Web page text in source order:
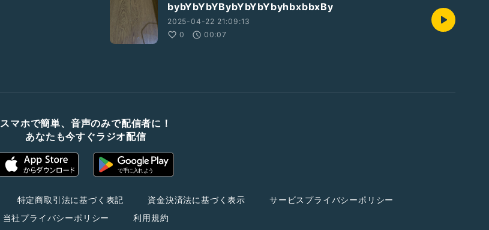
bybYbYbYBybYbYbYbyhbxbbxBy
2025-04-22 21:09:13
0
00:07
スマホで簡単、音声のみで配信者に！
あなたも今すぐラジオ配信
特定商取引法に基づく表記 資金決済法に基づく表示
サービスプライバシーポリシー
当社プライバシーポリシー
利用規約